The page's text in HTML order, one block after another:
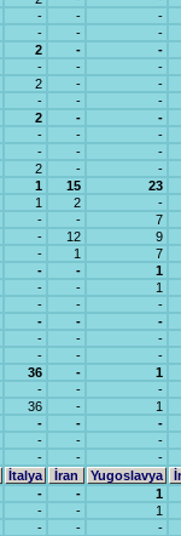
- -
-
- -
-
2 -
-
- -
-
2 -
-
- -
-
2 -
-
- -
-
- -
-
2 -
-
1 15
23
1 2
-
- -
7
- 12
9
- 1
7
- -
1
- -
1
- -
-
- -
-
- -
-
- -
-
36 -
1
- -
-
36 -
1
- -
-
- -
-
- -
-
İtalya İran Yugoslavya
- -
1
- -
1
- -
-